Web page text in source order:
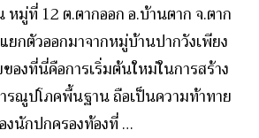
มู่ที่ 12 ต.ตากออก อ.บ้านตาก จ.ตาก
กตัวออกมาจากหมู่บ้านปากวังเพียง
องที่นี่คือการเริ่มต้นใหม่ในการสร้าง
ณูปโภคพื้นฐาน ถือเป็นความท้าทาย
งนักปกครองท้องที่ …